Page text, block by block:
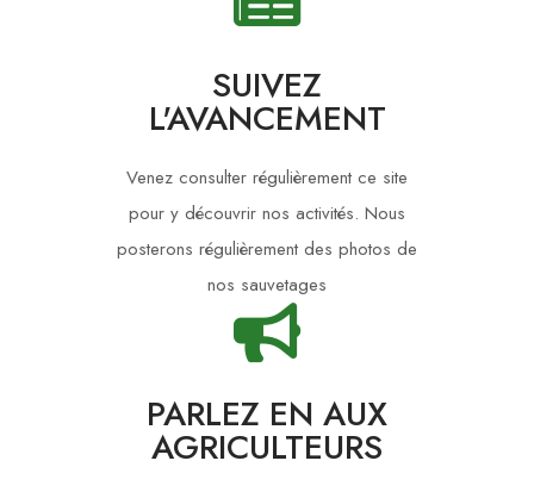
SUIVEZ
L'AVANCEMENT
Venez consulter régulièrement ce site
pour y découvrir nos activités. Nous
posterons régulièrement des photos de
nos sauvetages
PARLEZ EN AUX
AGRICULTEURS